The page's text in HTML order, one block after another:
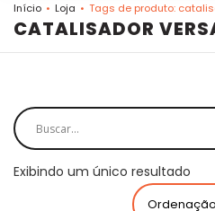
Início Loja Tags de produto:
CATALISADOR
Exibindo um único resultado